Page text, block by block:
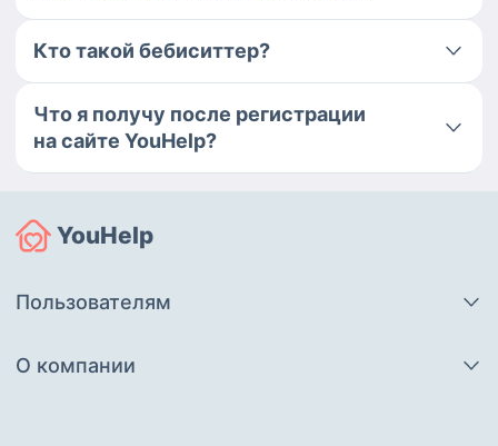
Кто такой бебиситтер?
Что я получу после регистрации
на сайте YouHelp?
YouHelp
Пользователям
О компании